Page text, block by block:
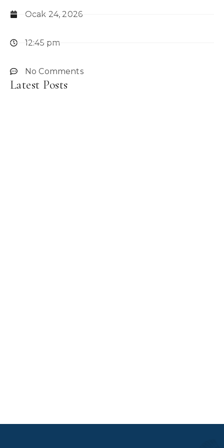
Ocak 24, 2026
12:45 pm
No Comments
Latest Posts